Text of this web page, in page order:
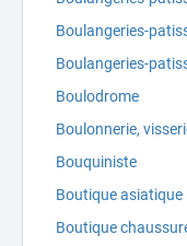
Boulangeries-
Boulangeries-
Boulodrome
Boulonnerie,
Bouquiniste
Boutique asiatique
Boutique